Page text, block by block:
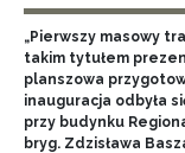
„Pierwszy masowy
takim tytułem
planszowa
inauguracja odbyła
przy budynku
bryg. Zdzisława